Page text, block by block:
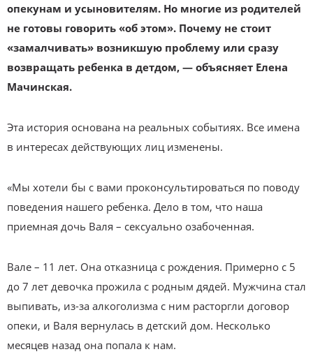
опекунам и усыновителям. Но многие из родителей
не готовы говорить «об этом». Почему не стоит
«замалчивать» возникшую проблему или сразу
возвращать ребенка в детдом, — объясняет Елена
Мачинская.
Эта история основана на реальных событиях. Все имена
в интересах действующих лиц изменены.
«Мы хотели бы с вами проконсультироваться по поводу
поведения нашего ребенка. Дело в том, что наша
приемная дочь Валя – сексуально озабоченная.
Вале – 11 лет. Она отказница с рождения. Примерно с 5
до 7 лет девочка прожила с родным дядей. Мужчина стал
выпивать, из-за алкоголизма с ним расторгли договор
опеки, и Валя вернулась в детский дом. Несколько
месяцев назад она попала к нам.